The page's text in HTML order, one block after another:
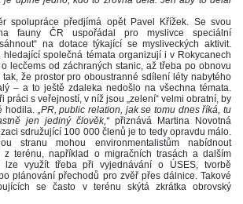
spolupráce předjímá opět Pavel Křížek. Se svou
fauny ČR uspořádal pro myslivce speciální
na dotace týkající se mysliveckých aktivit.
hledající společná témata organizují i v Rokycanech
lecčems od záchraných stanic, až třeba po obnovu
že prostor pro oboustranné sdílení léty nabytého
– a to ještě zdaleka nedošlo na všechna témata.
práci s veřejností, v níž jsou „zelení“ velmi obratní, by
hodila.
„PR, public relation, jak se tomu dnes říká, tu
jen jediný člověk,“ přiznává Martina Novotná
sdružující 100 000 členů je to tedy opravdu málo.
stranu mohou environmentalistům nabídnout
z terénu, například o migračních trasách a dalším
lze využít třeba při vyjednávání o ÚSES, tvorbě
plánování přechodů pro zvěř přes dálnice. Takové
se často v terénu skýtá zkrátka obrovský